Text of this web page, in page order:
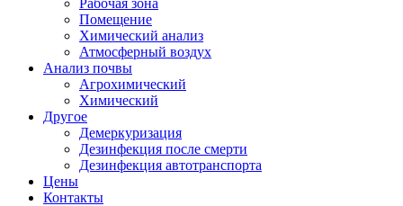
Рабочая зона
Помещение
Химический анализ
Атмосферный воздух
Анализ почвы
Агрохимический
Химический
Другое
Демеркуризация
Дезинфекция после смерти
Дезинфекция автотранспорта
Цены
Контакты